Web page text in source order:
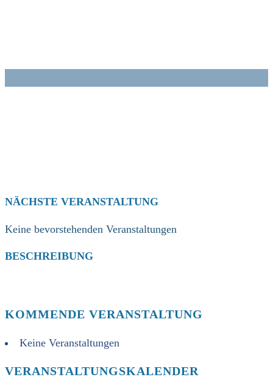
NÄCHSTE VERANSTALTUNG
Keine bevorstehenden Veranstaltungen
BESCHREIBUNG
KOMMENDE VERANSTALTUNG
Keine Veranstaltungen
VERANSTALTUNGSKALENDER